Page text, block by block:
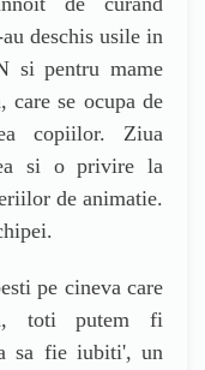
deschis usile in
si pentru mame
se ocupa de
copiilor. Ziua
si o privire la
de animatie.
pe cineva care
toti putem fi
sa fie iubiti', un